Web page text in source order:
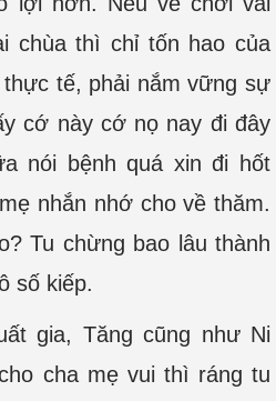
chùa thì chỉ tốn hao của
tế, phải nắm vững sự
cớ này cớ nọ nay đi đây
nói bệnh quá xin đi hốt
nhắn nhớ cho về thăm.
Tu chừng bao lâu thành
số kiếp.
gia, Tăng cũng như Ni
cha mẹ vui thì ráng tu